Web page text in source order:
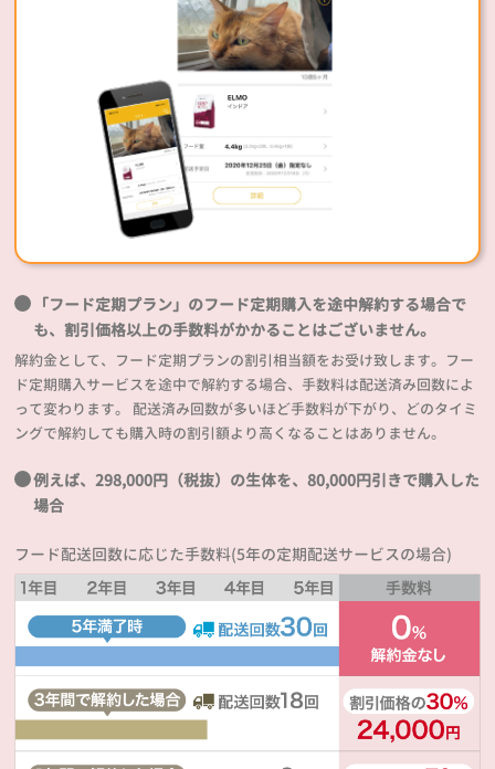
「フード定期プラン」のフード定期購入を途中解約する場合で
も、割引価格以上の手数料がかかることはございません。
解約金として、フード定期プランの割引相当額をお受け致します。フー
ド定期購入サービスを途中で解約する場合、手数料は配送済み回数によ
って変わります。 配送済み回数が多いほど手数料が下がり、どのタイミ
ングで解約しても購入時の割引額より高くなることはありません。
例えば、298,000円（税抜）の生体を、80,000円引きで購入した
場合
フード配送回数に応じた手数料(5年の定期配送サービスの場合)